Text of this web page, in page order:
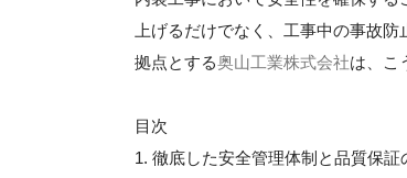
上げるだけでなく、工事中の事故
拠点とする奥山工業株式会社は、こ
目次
1. 徹底した安全管理体制と品質保証